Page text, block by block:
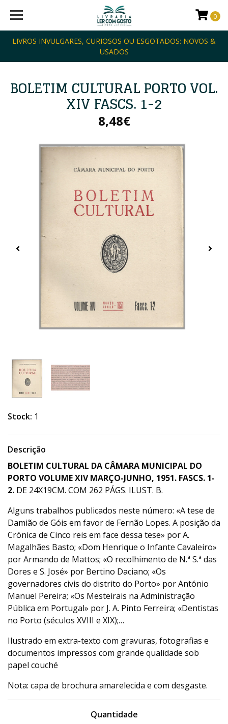
LIVROS INVULGARES, CURIOSOS OU ESGOTADOS: NOVOS &
USADOS
0
BOLETIM CULTURAL PORTO VOL.
XIV FASCS. 1-2
8,48€
Stock: 1
Descrição
BOLETIM CULTURAL DA CÂMARA MUNICIPAL DO
PORTO VOLUME XIV MARÇO-JUNHO, 1951. FASCS. 1-
2. DE 24X19CM. COM 262 PÁGS. ILUST. B.
Alguns trabalhos publicados neste número: «A tese de
Damião de Góis em favor de Fernão Lopes. A posição da
Crónica de Cinco reis em face dessa tese» por A.
Magalhães Basto; «Dom Henrique o Infante Cavaleiro»
por Armando de Mattos; «O recolhimento de N.ª S.ª das
Dores e S. José» por Bertino Daciano; «Os
governadores civis do distrito do Porto» por António
Manuel Pereira; «Os Mesteirais na Administração
Pública em Portugal» por J. A. Pinto Ferreira; «Dentistas
no Porto (séculos XVIII e XIX);…
Ilustrado em extra-texto com gravuras, fotografias e
documentos impressos com grande qualidade sob
papel couché
Nota: capa de brochura amarelecida e com desgaste.
Quantidade